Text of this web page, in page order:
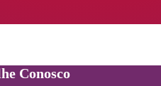
Conosco